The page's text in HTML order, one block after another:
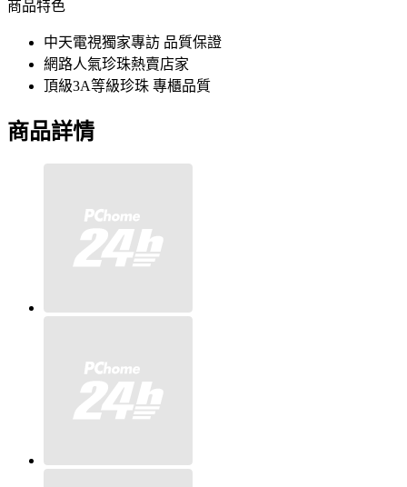
商品特色
中天電視獨家專訪 品質保證
網路人氣珍珠熱賣店家
頂級3A等級珍珠 專櫃品質
商品詳情